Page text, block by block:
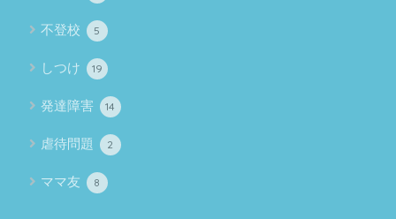
不登校 5
しつけ 19
発達障害 14
虐待問題 2
ママ友 8